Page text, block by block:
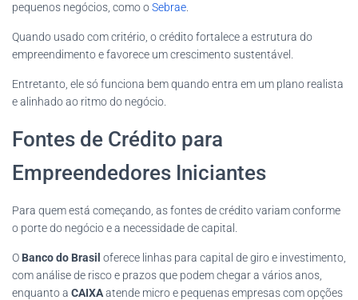
pequenos negócios, como oSebrae
Quando usado com critério, o crédito fortalece a estrutura do
empreendimento e favorece um crescimento sustentável.
Entretanto, ele só funciona bem quando entra em um plano realista
e alinhado ao ritmo do negócio.
Fontes de Crédito para
Empreendedores Iniciantes
Para quem está começando, as fontes de crédito variam conforme
o porte do negócio e a necessidade de capital.
O Banco do Brasil oferece linhas para capital de giro e investimento,
com análise de risco e prazos que podem chegar a vários anos,
enquanto a CAIXAatende micro e pequenas empresas com opções